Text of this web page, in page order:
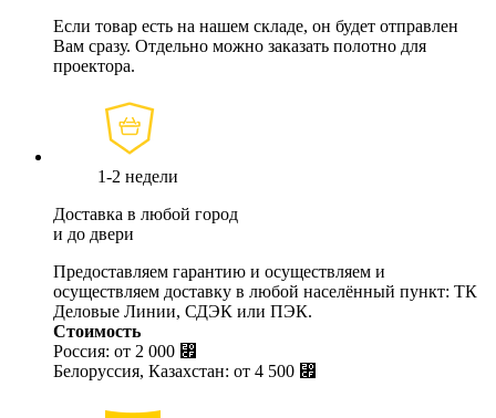
Если товар есть на нашем складе, он будет отправлен
Вам сразу. Отдельно можно заказать полотно для
проектора.
1-2 недели
Доставка в любой город
и до двери
Предоставляем гарантию и осуществляем и
осуществляем доставку в любой населённый пункт: ТК
Деловые Линии, СДЭК или ПЭК.
Стоимость
Россия: от 2 000 ⃏
Белоруссия, Казахстан: от 4 500 ⃏